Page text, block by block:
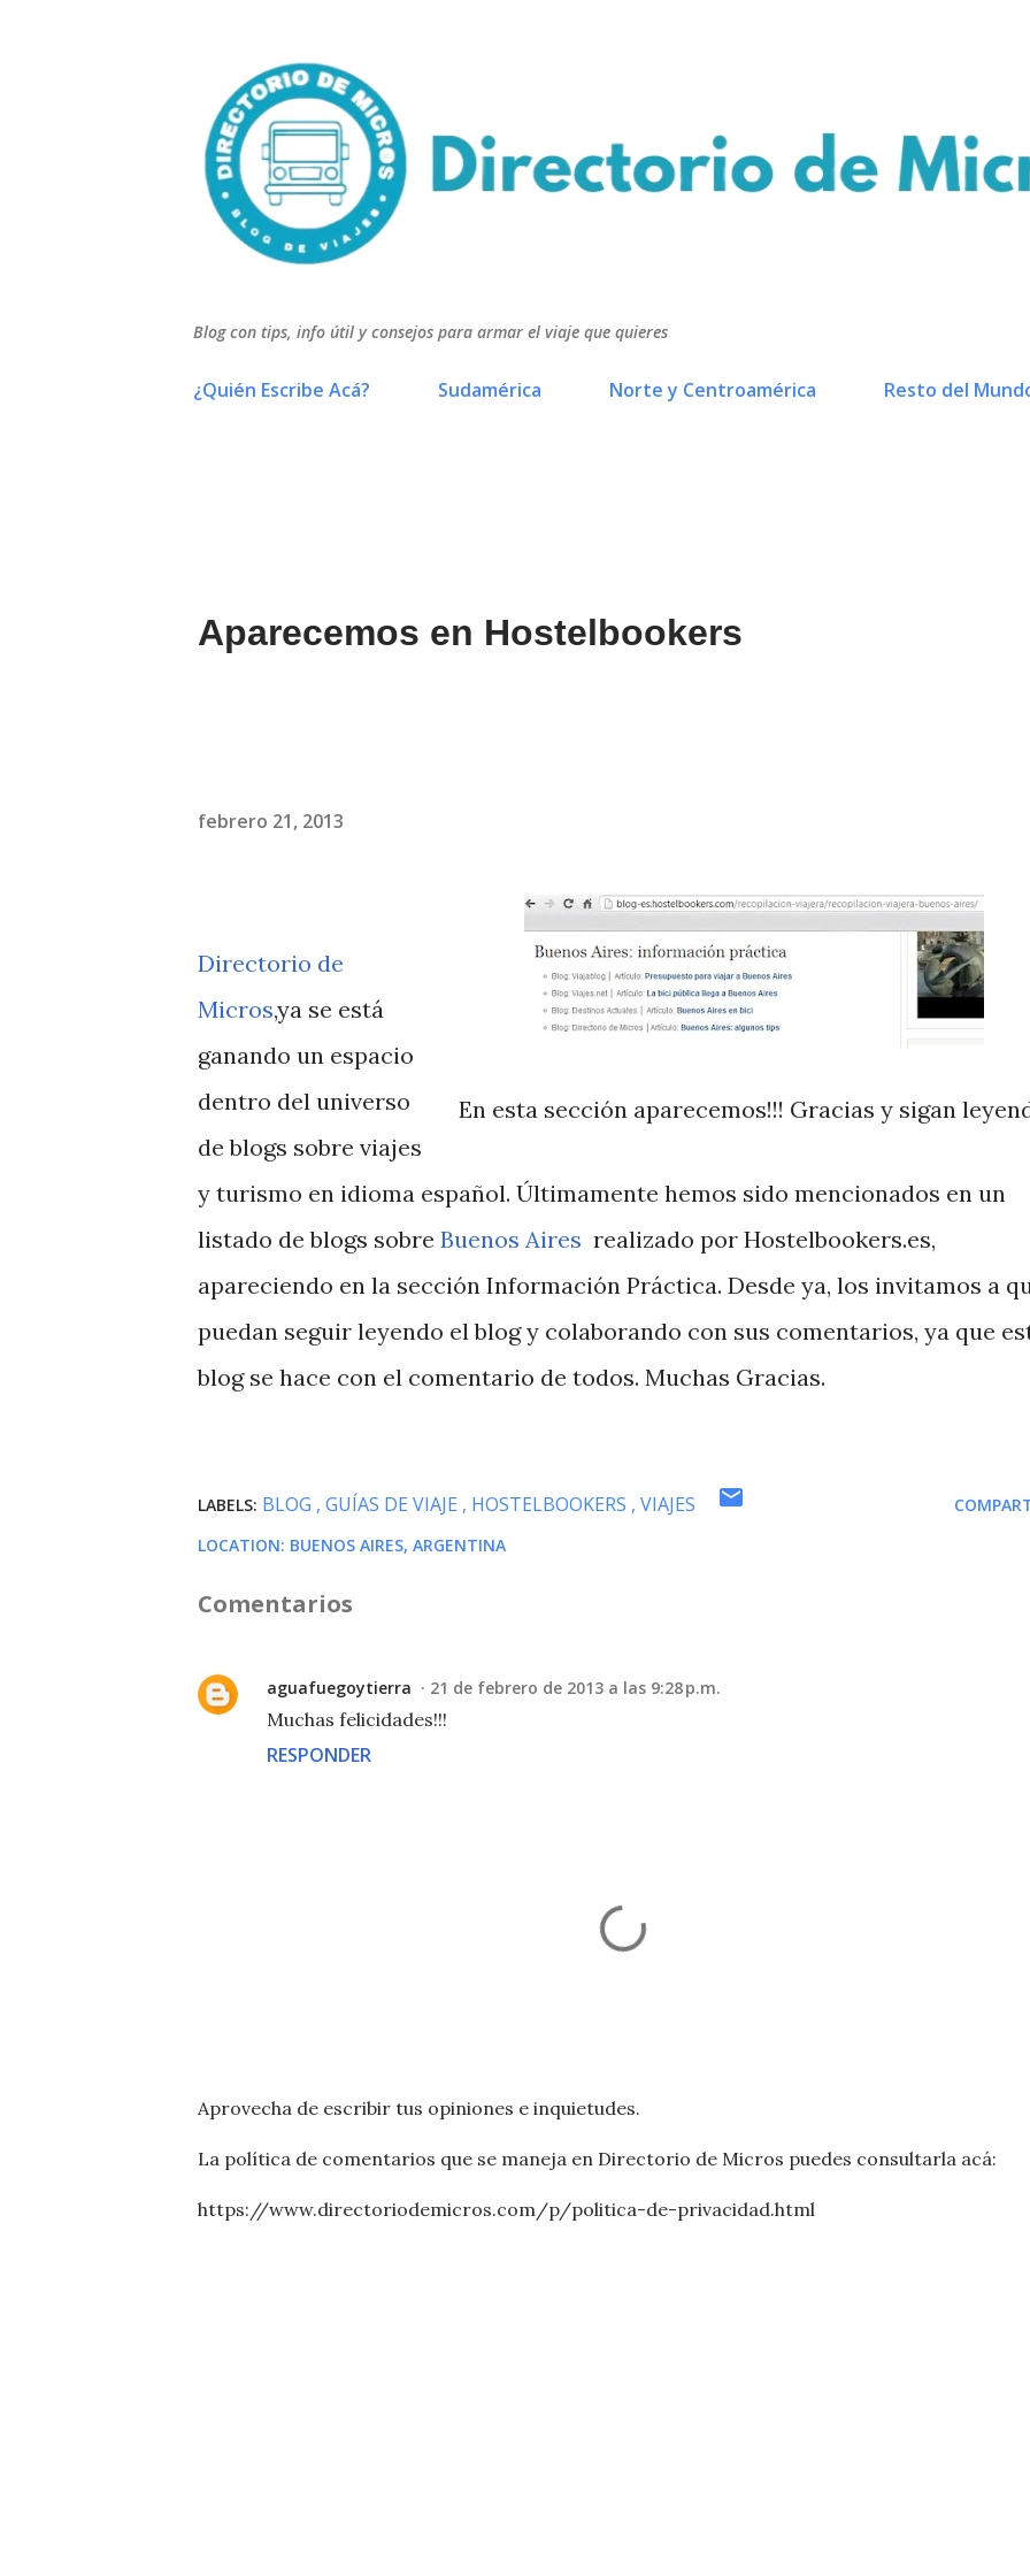
Blog con tips, info útil y consejos para armar el viaje que quieres
¿Quién Escribe Acá? Sudamérica Norte y Centroamérica Resto del
Aparecemos en Hostelbookers
febrero 21, 2013
En esta sección aparecemos!!! Gracias y sigan
Directorio de
Micros,ya se está
ganando un espacio
dentro del universo
de blogs sobre viajes
y turismo en idioma español. Últimamente hemos sido mencionados en un
listado de blogs sobre Buenos Aires realizado por Hostelbookers.es,
apareciendo en la sección Información Práctica. Desde ya, los invitamos a
puedan seguir leyendo el blog y colaborando con sus comentarios, ya que
blog se hace con el comentario de todos. Muchas Gracias.
LABELS: BLOG GUÍAS DE VIAJE HOSTELBOOKERS VIAJES
LOCATION: BUENOS AIRES, ARGENTINA
Comentarios
aguafuegoytierra 21 de febrero de 2013 a las 9:28 p.m.
Muchas felicidades!!!
RESPONDER
P
b
i
Aprovecha de escribir tus opiniones e inquietudes.
La política de comentarios que se maneja en Directorio de Micros puedes consultarla acá:
https://www.directoriodemicros.com/p/politica-de-privacidad.html